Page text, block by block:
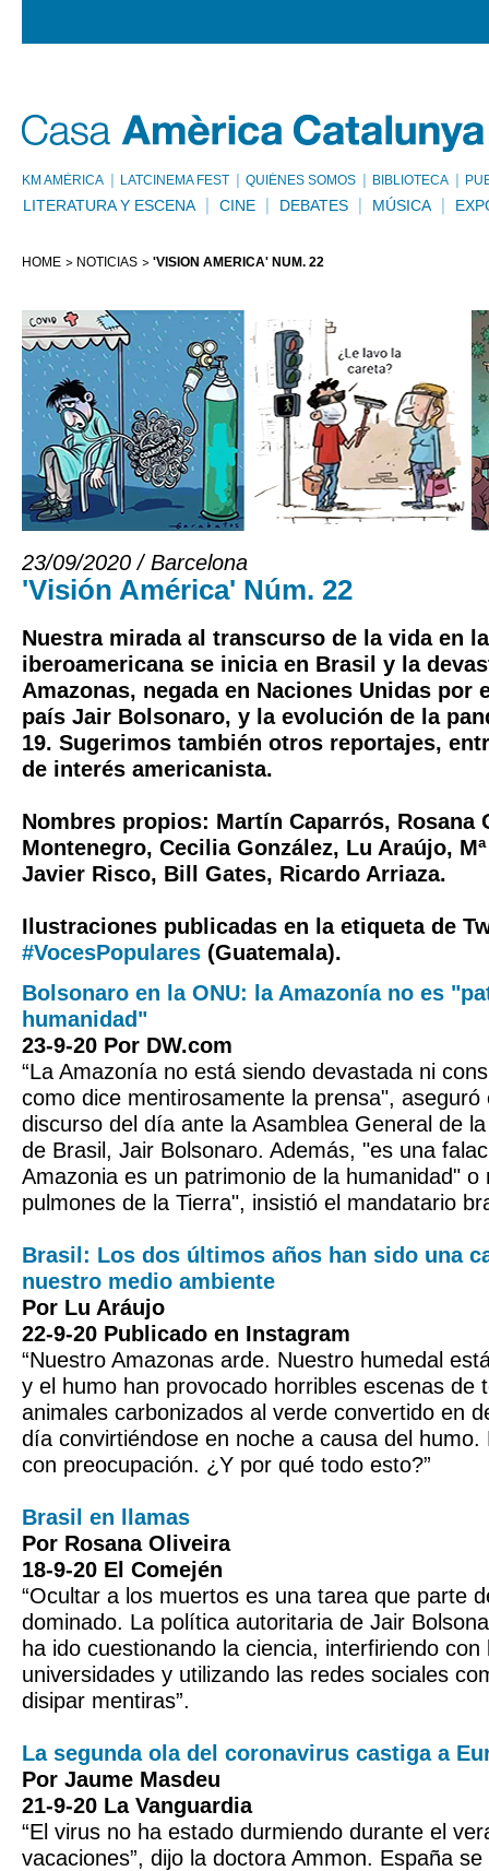
KM AMÈRICA LATCINEMA FEST QUIÉNES SOMOS BIBLIOTECA
LITERATURA Y ESCENA CINE DEBATES MÚSICA
HOME NOTICIAS 'VISIÓN AMÉRICA' NÚM. 22
23/09/2020 / Barcelona
'Visión América' Núm. 22
Nuestra mirada al transcurso de la vida en
iberoamericana se inicia en Brasil y la
Amazonas, negada en Naciones Unidas por
país Jair Bolsonaro, y la evolución de la
19. Sugerimos también otros reportajes,
de interés americanista.
Nombres propios: Martín Caparrós, Rosana
Montenegro, Cecilia González, Lu Araújo,
Javier Risco, Bill Gates, Ricardo Arriaza.
Ilustraciones publicadas en la etiqueta de
#VocesPopulares (Guatemala).
Bolsonaro en la ONU: la Amazonía no es
humanidad"
23-9-20 Por DW.com
“La Amazonía no está siendo devastada ni
como dice mentirosamente la prensa", aseguró
discurso del día ante la Asamblea General de
de Brasil, Jair Bolsonaro. Además, "es una
Amazonia es un patrimonio de la humanidad" o
pulmones de la Tierra", insistió el mandatario
Brasil: Los dos últimos años han sido una
nuestro medio ambiente
Por Lu Aráujo
22-9-20 Publicado en Instagram
“Nuestro Amazonas arde. Nuestro humedal
y el humo han provocado horribles escenas de
animales carbonizados al verde convertido en
día convirtiéndose en noche a causa del humo.
con preocupación. ¿Y por qué todo esto?”
Brasil en llamas
Por Rosana Oliveira
18-9-20 El Comején
“Ocultar a los muertos es una tarea que parte
dominado. La política autoritaria de Jair
ha ido cuestionando la ciencia, interfiriendo
universidades y utilizando las redes sociales
disipar mentiras”.
La segunda ola del coronavirus castiga a
Por Jaume Masdeu
21-9-20 La Vanguardia
“El virus no ha estado durmiendo durante el
vacaciones”, dijo la doctora Ammon. España